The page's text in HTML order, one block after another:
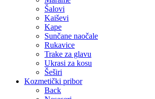
Šalovi
Kaiševi
Kape
Sunčane naočale
Rukavice
Trake za glavu
Ukrasi za kosu
Šeširi
Kozmetički pribor
Back